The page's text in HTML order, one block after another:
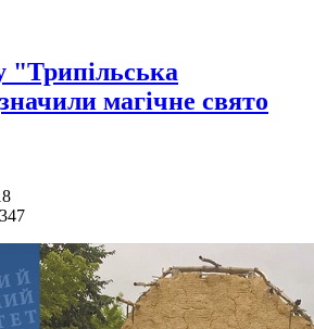
"Трипільська
магічне свято